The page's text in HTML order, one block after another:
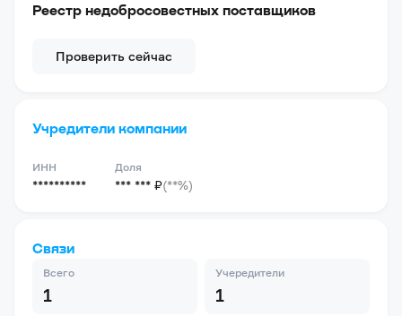
Реестр недобросовестных поставщиков
Проверить сейчас
Учредители компании
ИНН
**********
Доля
*** *** ₽(**%)
Связи
Всего
1
Учередители
1